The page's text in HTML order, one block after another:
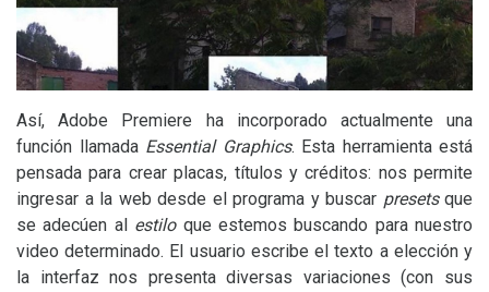
Así, Adobe Premiere ha incorporado actualmente una
función llamada Essential Graphics. Esta herramienta está
pensada para crear placas, títulos y créditos: nos permite
ingresar a la web desde el programa y buscar presetsque
se adecúen al estiloque estemos buscando para nuestro
video determinado. El usuario escribe el texto a elección y
la interfaz nos presenta diversas variaciones (con sus